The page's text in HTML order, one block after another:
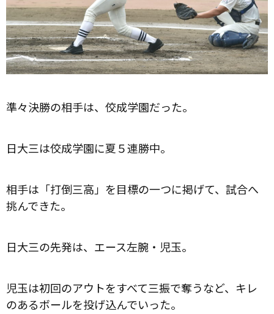
準々決勝の相手は、佼成学園だった。
日大三は佼成学園に夏５連勝中。
相手は「打倒三高」を目標の一つに掲げて、試合へ
挑んできた。
日大三の先発は、エース左腕・児玉。
児玉は初回のアウトをすべて三振で奪うなど、キレ
のあるボールを投げ込んでいった。